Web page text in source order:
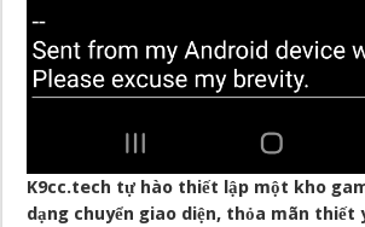
K9cc.tech tự hào thiết lập một kho
dạng chuyển giao diện, thỏa mãn thiết